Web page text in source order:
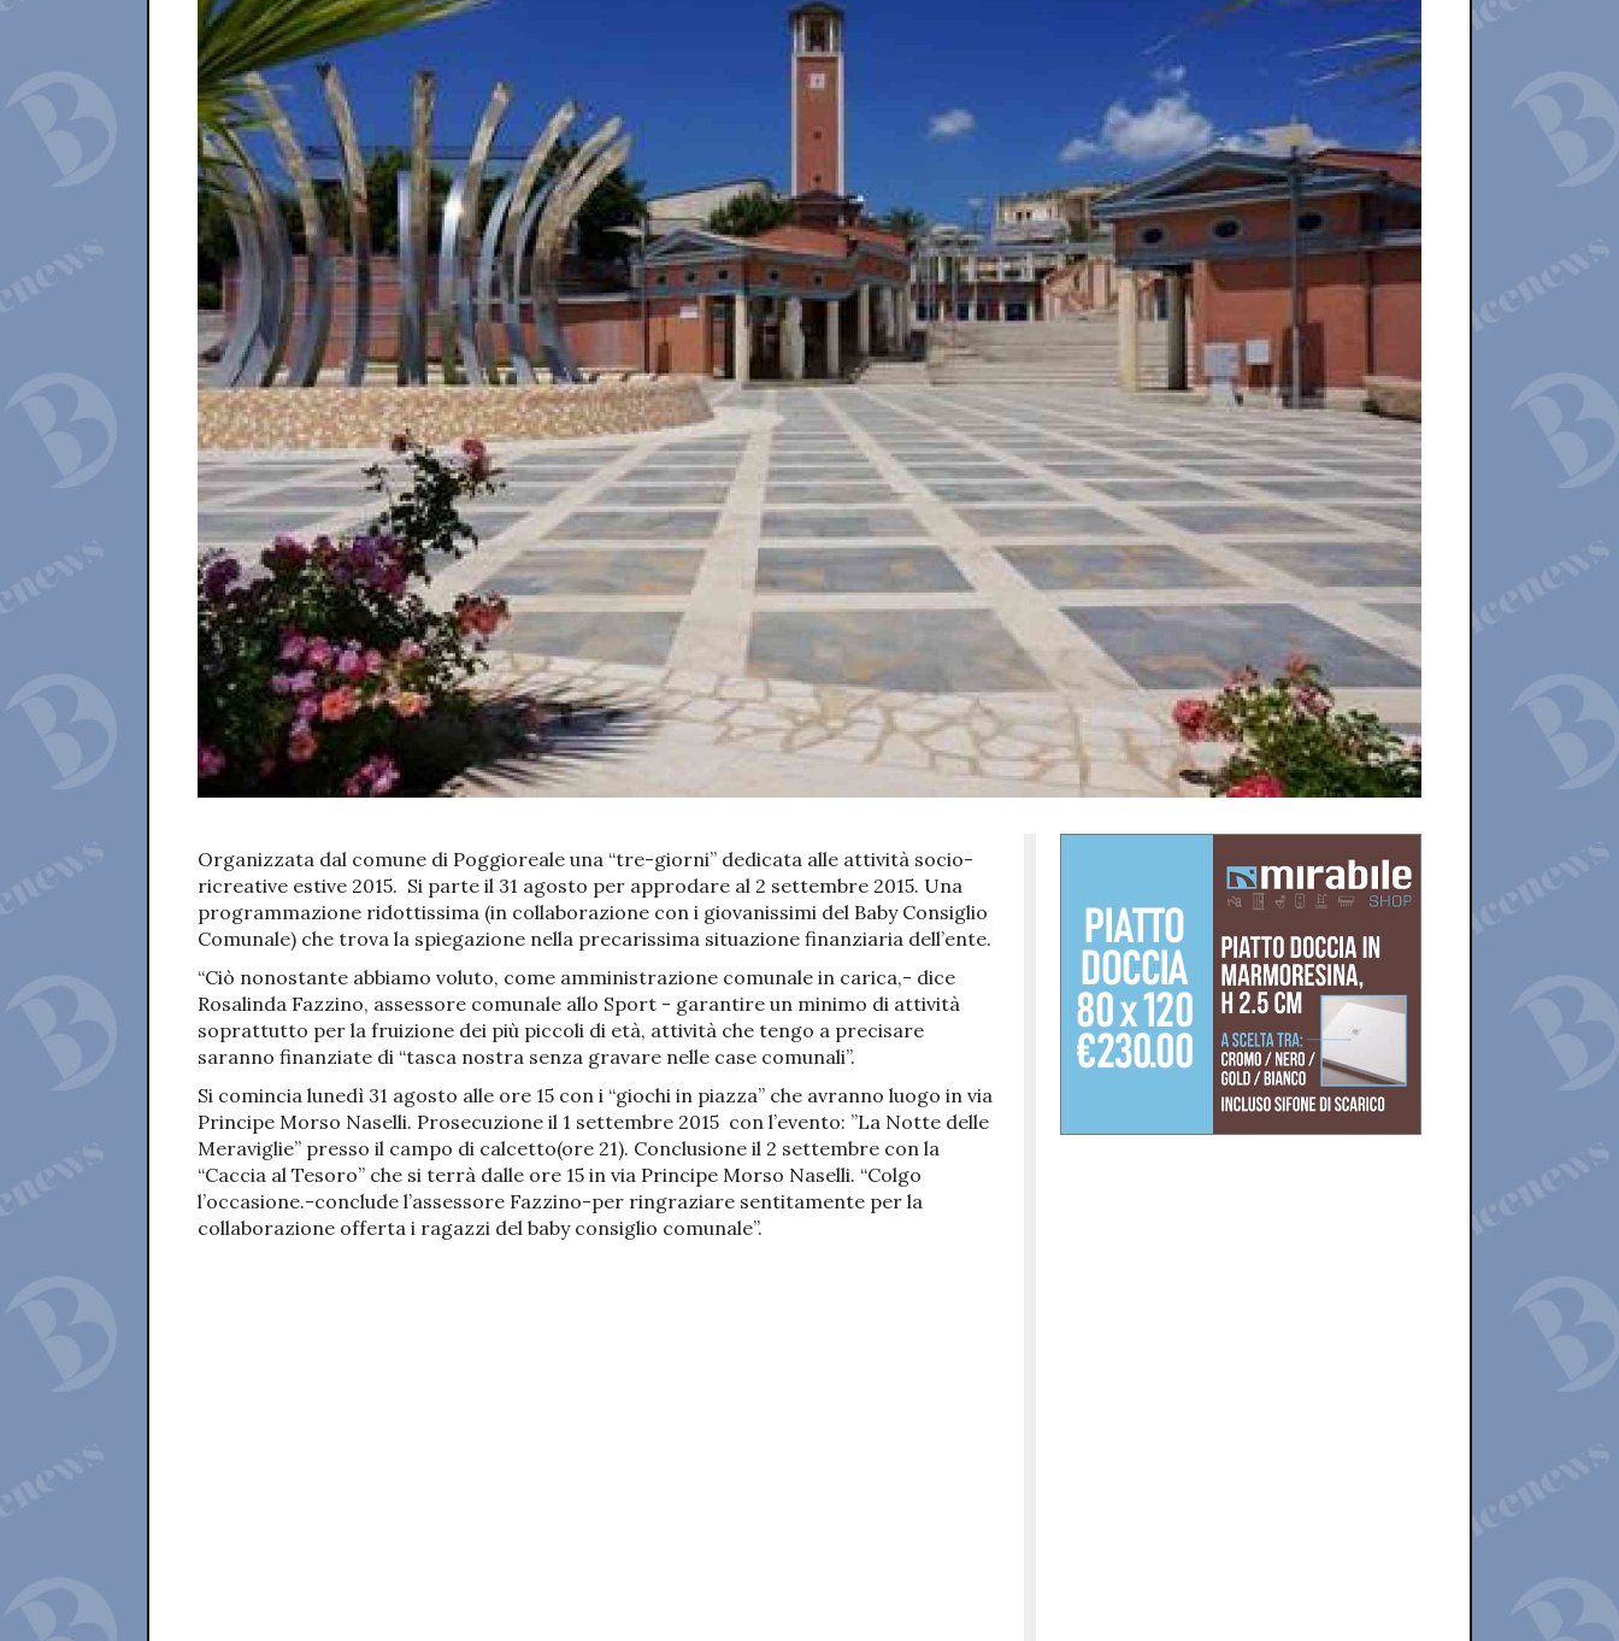
Organizzata dal comune di Poggioreale una “tre-giorni” dedicata alle attività socio-
ricreative estive 2015. Si parte il 31 agosto per approdare al 2 settembre 2015. Una
programmazione ridottissima (in collaborazione con i giovanissimi del Baby Consiglio
Comunale) che trova la spiegazione nella precarissima situazione finanziaria dell’ente.
“Ciò nonostante abbiamo voluto, come amministrazione comunale in carica,- dice
Rosalinda Fazzino, assessore comunale allo Sport - garantire un minimo di attività
soprattutto per la fruizione dei più piccoli di età, attività che tengo a precisare
saranno finanziate di “tasca nostra senza gravare nelle case comunali”.
Si comincia lunedì 31 agosto alle ore 15 con i “giochi in piazza” che avranno luogo in via
Principe Morso Naselli. Prosecuzione il 1 settembre 2015 con l’evento: ”La Notte delle
Meraviglie” presso il campo di calcetto(ore 21). Conclusione il 2 settembre con la
“Caccia al Tesoro” che si terrà dalle ore 15 in via Principe Morso Naselli. “Colgo
l’occasione.-conclude l’assessore Fazzino-per ringraziare sentitamente per la
collaborazione offerta i ragazzi del baby consiglio comunale”.